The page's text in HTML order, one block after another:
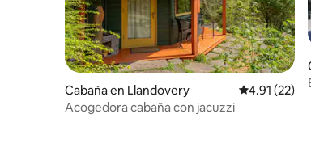
Cabaña en Llandovery Calificación
4.91 (22)
Acogedora cabaña con jacuzzi